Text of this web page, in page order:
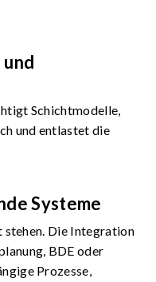
Schichtmodelle,
und entlastet die
Systeme
Die Integration
BDE oder
Prozesse,